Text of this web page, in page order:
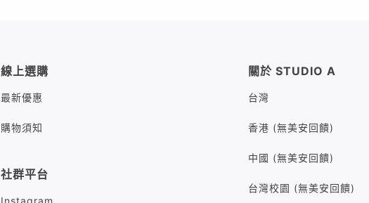
線上選購
最新優惠
購物須知
社群平台
Instagram
關於 STUDIO A
台灣
香港 (無美安回饋)
中國 (無美安回饋)
台灣校園 (無美安回饋)